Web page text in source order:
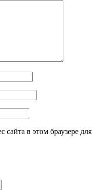
сайта в этом браузере для